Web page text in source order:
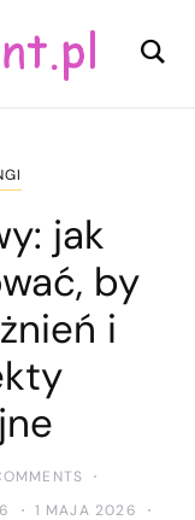
jak
by
i
1 MAJA 2026